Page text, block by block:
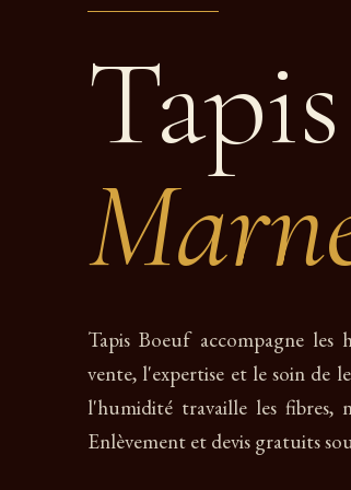
Tapis Boeuf accompagne
vente, l'expertise et le soin de
l'humidité travaille les fibres,
Enlèvement et devis gratuits